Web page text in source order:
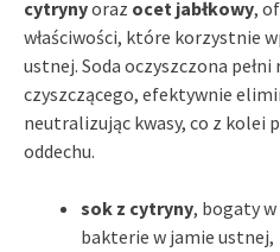
cytrynyoraz ocet jabłkowy,
właściwości, które korzystnie
ustnej. Soda oczyszczona
czyszczącego, efektywnie
neutralizując kwasy, co z kolei
oddechu.
sok z cytryny, bogaty
bakterie w jamie ustnej,